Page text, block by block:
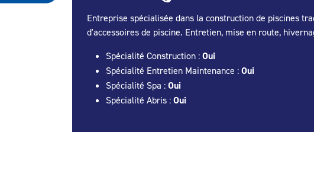
Entreprise spécialisée dans la construction de piscines
d'accessoires de piscine. Entretien, mise en route,
Spécialité Construction : Oui
Spécialité Entretien Maintenance : Oui
Spécialité Spa : Oui
Spécialité Abris : Oui